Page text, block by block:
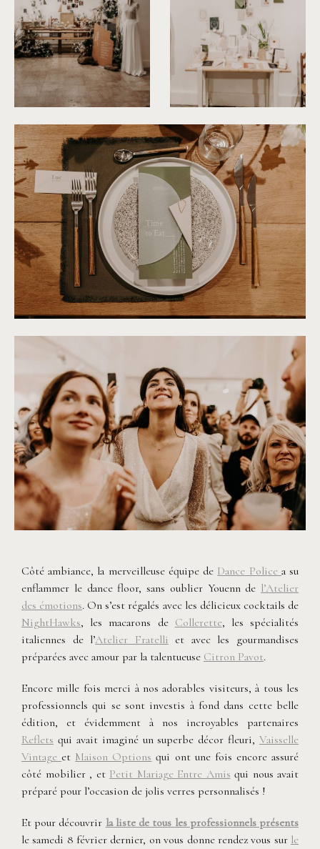
Côté ambiance, la merveilleuse équipe de Dance Police a su
enflammer le dance floor, sans oublier Youenn de l’Atelier
des émotions. On s’est régalés avec les délicieux cocktails de
NightHawks, les macarons de Collerette, les spécialités
italiennes de l’Atelier Fratelli et avec les gourmandises
préparées avec amour par la talentueuse Citron Pavot.
Encore mille fois merci à nos adorables visiteurs, à tous les
professionnels qui se sont investis à fond dans cette belle
édition, et évidemment à nos incroyables partenaires
Reflets qui avait imaginé un superbe décor fleuri, Vaisselle
Vintage et Maison Options qui ont une fois encore assuré
côté mobilier , et Petit Mariage Entre Amis qui nous avait
préparé pour l’occasion de jolis verres personnalisés !
Et pour découvrir la liste de tous les professionnels présents
le samedi 8 février dernier, on vous donne rendez vous sur le